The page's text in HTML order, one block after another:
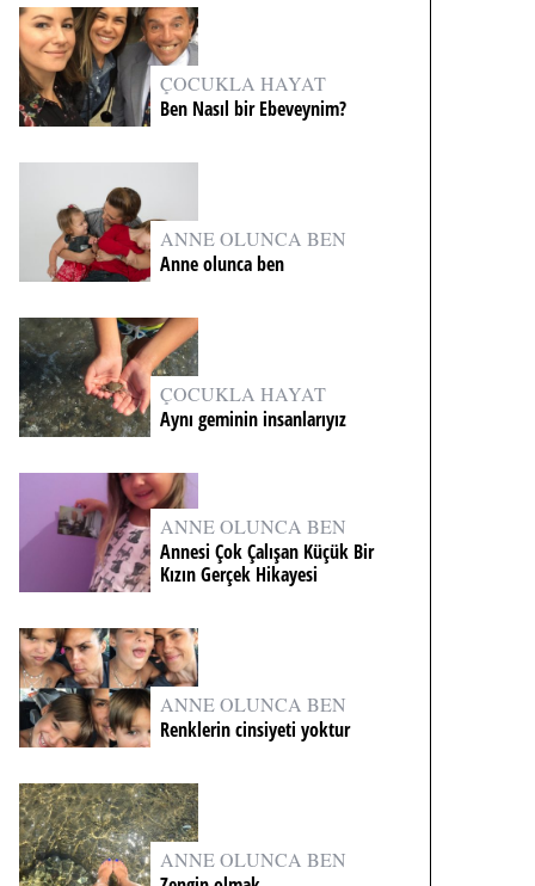
ÇOCUKLA HAYAT
Ben Nasıl bir Ebeveynim?
ANNE OLUNCA BEN
Anne olunca ben
ÇOCUKLA HAYAT
Aynı geminin insanlarıyız
ANNE OLUNCA BEN
Annesi Çok Çalışan Küçük Bir
Kızın Gerçek Hikayesi
ANNE OLUNCA BEN
Renklerin cinsiyeti yoktur
ANNE OLUNCA BEN